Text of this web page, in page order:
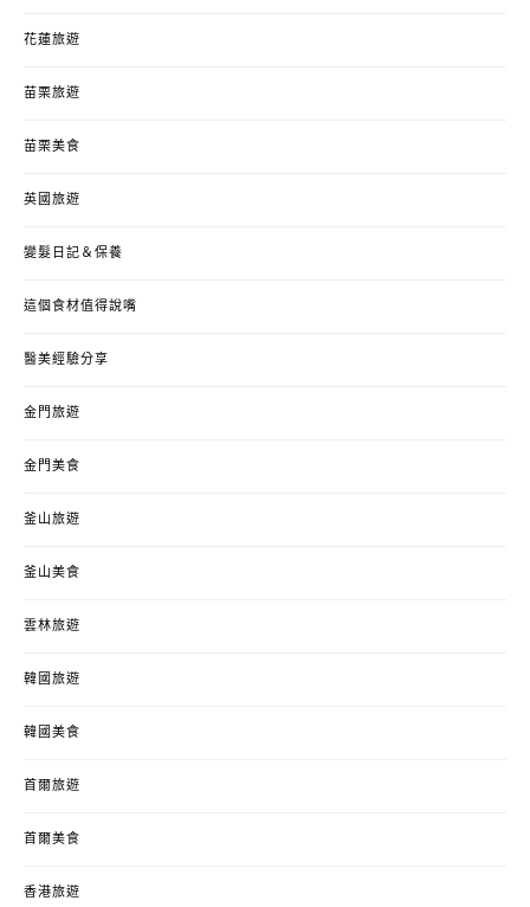
花蓮旅遊
苗栗旅遊
苗栗美食
英國旅遊
變髮日記＆保養
這個食材值得說嘴
醫美經驗分享
金門旅遊
金門美食
釜山旅遊
釜山美食
雲林旅遊
韓國旅遊
韓國美食
首爾旅遊
首爾美食
香港旅遊